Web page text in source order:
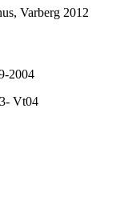
Varberg 2012
2004
Vt04